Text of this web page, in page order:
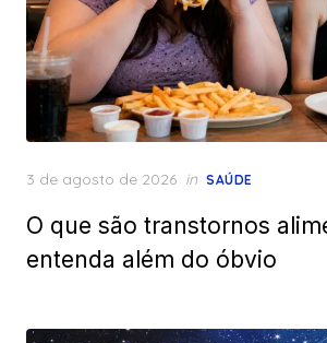
Posted
3 de agosto de 2026 in SAÚDE
O que são transtornos
entenda além do óbvio